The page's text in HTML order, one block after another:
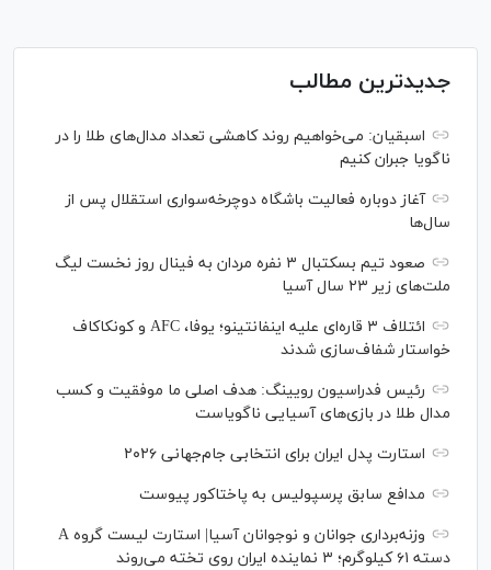
جدیدترین مطالب
اسبقیان: می‌خواهیم روند کاهشی تعداد مدال‌های طلا را در
ناگویا جبران کنیم
آغاز دوباره فعالیت باشگاه دوچرخه‌سواری استقلال پس از
سال‌ها
صعود تیم بسکتبال ۳ نفره مردان به فینال روز نخست لیگ
ملت‌های زیر ۲۳ سال آسیا
ائتلاف ۳ قاره‌ای علیه اینفانتینو؛ یوفا، AFC و کونکاکاف
خواستار شفاف‌سازی شدند
رئیس فدراسیون رویینگ: هدف اصلی ما موفقیت و کسب
مدال طلا در بازی‌های آسیایی ناگویاست
استارت پدل ایران برای انتخابی جام‌جهانی ۲۰۲۶
مدافع سابق پرسپولیس به پاختاکور پیوست
وزنه‌برداری جوانان و نوجوانان آسیا| استارت لیست گروه A
دسته ۶۱ کیلوگرم؛ ۳ نماینده ایران روی تخته می‌روند